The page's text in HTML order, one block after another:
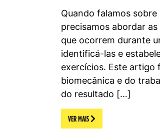
Quando falamos
precisamos abordar
que ocorrem durante
identificá-las e
exercícios. Este artigo
biomecânica e do
do resultado […]
VER MAIS